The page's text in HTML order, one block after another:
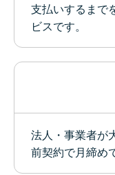
支払いするまで
ビスです。
法人・事業者が
前契約で月締め